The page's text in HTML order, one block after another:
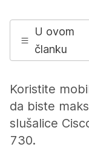
U ovom
članku
Koristite
da biste
slušalice
730.